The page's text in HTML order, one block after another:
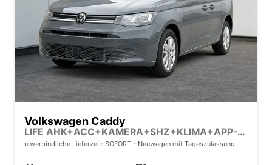
Volkswagen Caddy
LIFE AHK+ACC+KAMERA+SHZ+KLIMA+APP-CONNECT
unverbindliche Lieferzeit: SOFORT Neuwagen mit Tageszulassung